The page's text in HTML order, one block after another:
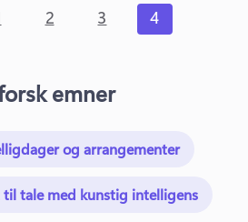
2 3 4
emner
og arrangementer
tale med kunstig intelligens